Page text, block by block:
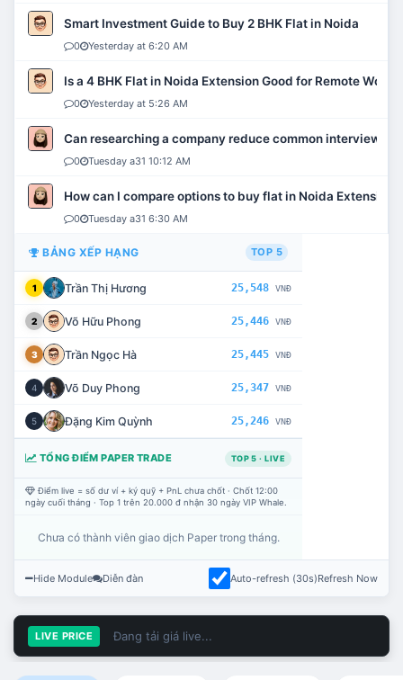
Smart Investment Guide to Buy 2 BHK Flat in Noida
0 Yesterday at 6:20 AM
Is a 4 BHK Flat in Noida Extension Good for Remote Work?
0 Yesterday at 5:26 AM
Can researching a company reduce common interview
0 Tuesday a31 10:12 AM
How can I compare options to buy flat in Noida Extension?
0 Tuesday a31 6:30 AM
BẢNG XẾP HẠNG TOP 5
1 Trần Thị Hương 25,548 VNĐ
2 Võ Hữu Phong 25,446 VNĐ
3 Trần Ngọc Hà 25,445 VNĐ
4 Võ Duy Phong 25,347 VNĐ
5 Đặng Kim Quỳnh 25,246 VNĐ
TỔNG ĐIỂM PAPER TRADE TOP 5 · LIVE
Điểm live = số dư ví + ký quỹ + PnL chưa chốt · Chốt 12:00
ngày cuối tháng · Top 1 trên 20.000 đ nhận 30 ngày VIP Whale.
Chưa có thành viên giao dịch Paper trong tháng.
Hide Module Diễn đàn Auto-refresh (30s)Refresh Now
LIVE PRICE Đang tải giá live...